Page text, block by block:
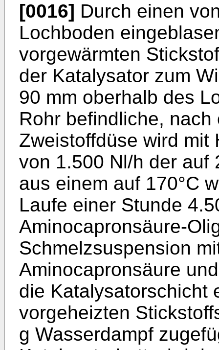
[0016] Durch einen
Lochboden
vorgewärmten
der Katalysator zum
90 mm oberhalb des
Rohr befindliche,
Zweistoffdüse wird mit
von 1.500 Nl/h der auf
aus einem auf 170°C
Laufe einer Stunde
Aminocapronsäure-
Schmelzsuspension
Aminocapronsäure
die Katalysatorschicht
vorgeheizten
g Wasserdampf